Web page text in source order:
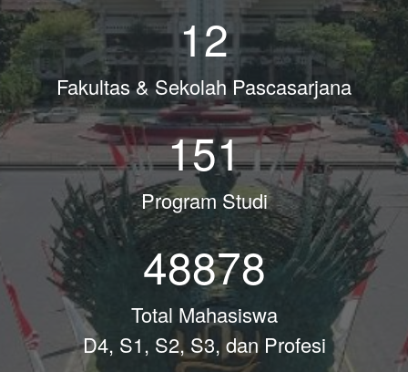
12
Fakultas & Sekolah Pascasarjana
151
Program Studi
48878
Total Mahasiswa
D4, S1, S2, S3, dan Profesi